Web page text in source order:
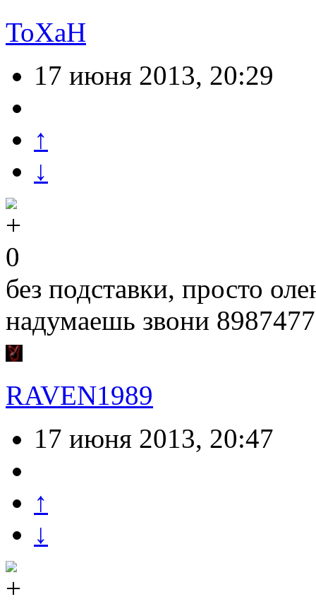
ToXaH
17 июня 2013, 20:29
↑
↓
0
без подставки, просто
надумаешь звони
RAVEN1989
17 июня 2013, 20:47
↑
↓